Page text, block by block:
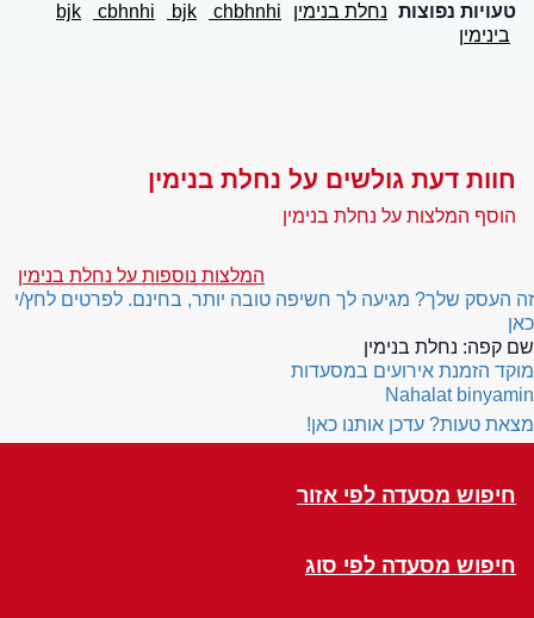
טעויות נפוצות נחלת בנימין bjk cbhnhi bjk
chbhnhi
בינימין
חוות דעת גולשים על נחלת בנימין
הוסף המלצות על נחלת בנימין
המלצות נוספות על נחלת בנימין
זה העסק שלך? מגיעה לך חשיפה טובה יותר, בחינם. לפרטים לחץ/י
כאן
שם קפה: נחלת בנימין
מוקד הזמנת אירועים במסעדות
Nahalat binyamin
מצאת טעות? עדכן אותנו כאן!
חיפוש מסעדה לפי אזור
חיפוש מסעדה לפי סוג